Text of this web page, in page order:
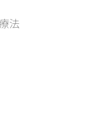
法